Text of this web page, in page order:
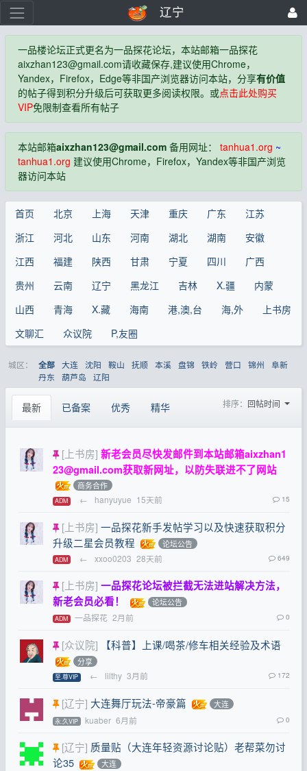
辽宁
一品楼论坛正式更名为一品探花论坛，本站邮箱一品探花
aixzhan123@gmail.com请收藏保存,建议使用Chrome，
Yandex，Firefox，Edge等非国产浏览器访问本站，分享有价值
的帖子得到积分升级后可获取更多阅读权限。或点击此处购买
VIP免限制查看所有帖子
本站邮箱aixzhan123@gmail.com备用网址： tanhua1.org ~
tanhua1.org 建议使用Chrome，Firefox，Yandex等非国产浏览
器访问本站
首页 北京 上海 天津 重庆 广东
江苏
浙江
河北 山东 河南 湖北 湖南
安徽
江西
福建 陕西 甘肃 宁夏 四川
广西
贵州
云南 辽宁 黑龙江 吉林 X.疆
内蒙
山西
青海 X.藏 海南 港,澳,台 海,外
上书房
文聊汇
众议院 P,友圈
城区： 全部 大连 沈阳 鞍山 抚顺 本溪 盘锦 铁岭 营口 锦州
阜新
丹东
葫芦岛 辽阳
最新 已备案 优秀 精华 排序： 回帖时间
[上书房] 新老会员尽快发邮件到本站邮箱aixzhan1
23@gmail.com获取新网址，以防失联进不了网站
商务合作
ADM ← hanyuyue 15天前 15
[上书房] 一品探花新手发帖学习以及快速获取积分
升级二星会员教程
论坛公告
ADM ← xxoo0203 28天前 649
[上书房] 一品探花论坛被拦截无法进站解决方法，
新老会员必看！
论坛公告
ADM 一品探花 2月前 0
[众议院] 【科普】上课/喝茶/修车相关经验及术语
分享
至.尊VIP ← lilthy 3月前 172
[辽宁] 大连舞厅玩法-帝豪篇 大连
永.久VIP kuaber 6月前 0
[辽宁] 质量贴（大连年轻资源讨论贴）老帮菜勿讨
论35
大连